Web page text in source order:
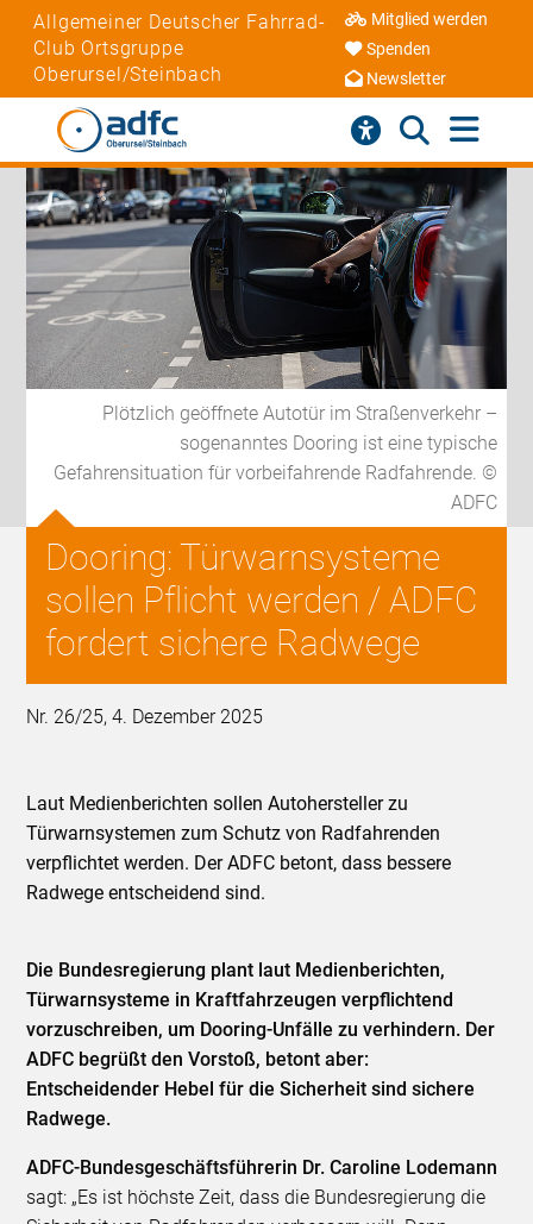
Allgemeiner Deutscher Fahrrad-
Club Ortsgruppe
Oberursel/Steinbach
Mitglied werden
Spenden
Newsletter
Plötzlich geöffnete Autotür im Straßenverkehr –
sogenanntes Dooring ist eine typische
Gefahrensituation für vorbeifahrende Radfahrende. ©
ADFC
Dooring: Türwarnsysteme
sollen Pflicht werden / ADFC
fordert sichere Radwege
Nr. 26/25, 4. Dezember 2025
Laut Medienberichten sollen Autohersteller zu
Türwarnsystemen zum Schutz von Radfahrenden
verpflichtet werden. Der ADFC betont, dass bessere
Radwege entscheidend sind.
Die Bundesregierung plant laut Medienberichten,
Türwarnsysteme in Kraftfahrzeugen verpflichtend
vorzuschreiben, um Dooring-Unfälle zu verhindern. Der
ADFC begrüßt den Vorstoß, betont aber:
Entscheidender Hebel für die Sicherheit sind sichere
Radwege.
ADFC-Bundesgeschäftsführerin Dr. Caroline Lodemann
sagt: „Es ist höchste Zeit, dass die Bundesregierung die